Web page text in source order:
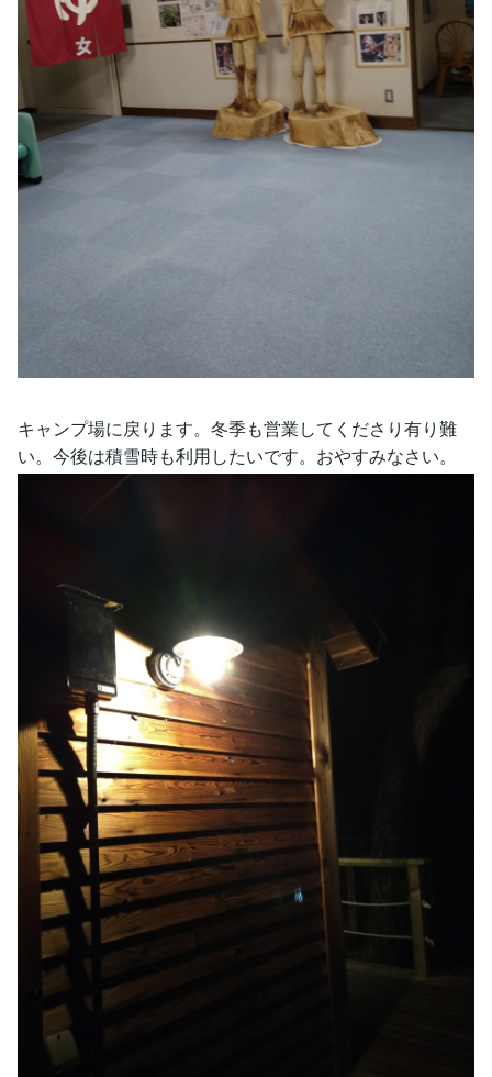
キャンプ場に戻ります。冬季も営業してくださり有り難
い。今後は積雪時も利用したいです。おやすみなさい。